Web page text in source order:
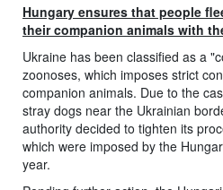
Hungary ensures that people
their companion animals with
Ukraine has been classified as a
zoonoses, which imposes strict
companion animals. Due to the
stray dogs near the Ukrainian
authority decided to tighten its
which were imposed by the
year.